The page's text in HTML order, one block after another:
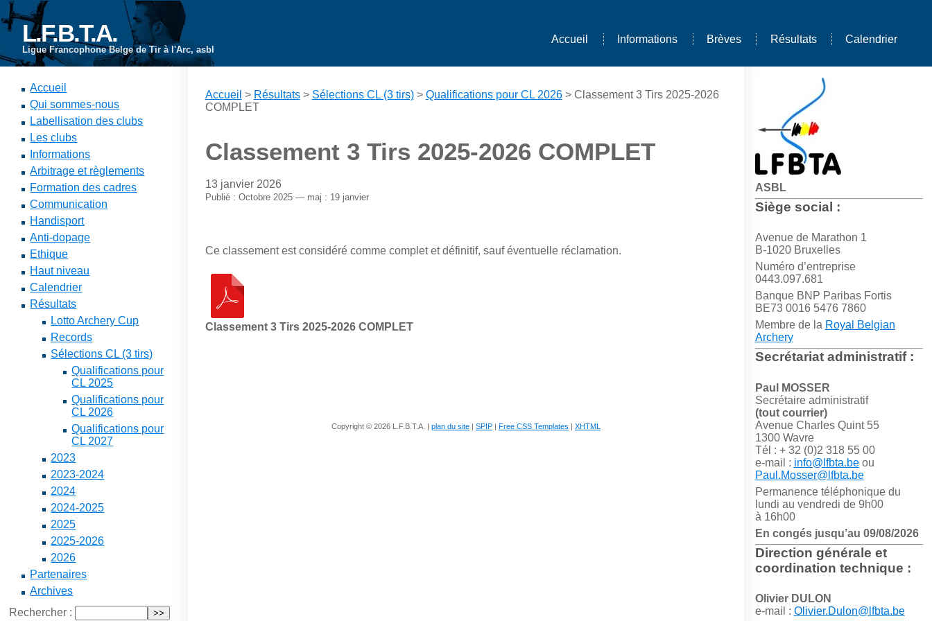
L.F.B.T.A.
Ligue Francophone Belge de Tir à l'Arc, asbl
Accueil Informations Brèves Résultats Calendrier
ASBL
Siège social :
Avenue de Marathon 1
B-1020 Bruxelles
Numéro d’entreprise
0443.097.681
Banque BNP Paribas Fortis
BE73 0016 5476 7860
Membre de la Royal Belgian
Archery
Secrétariat administratif :
Paul MOSSER
Secrétaire administratif
(tout courrier)
Avenue Charles Quint 55
1300 Wavre
Tél : + 32 (0)2 318 55 00
e-mail : info@lfbta.beou
Paul.Mosser@lfbta.be
Permanence téléphonique du
lundi au vendredi de 9h00
à 16h00
En congés jusqu’au 09/08/2026
Direction générale et
coordination technique :
Olivier DULON
e-mail : Olivier.Dulon@lfbta.be
Accueil
Qui sommes-nous
Labellisation des clubs
Les clubs
Informations
Arbitrage et règlements
Formation des cadres
Communication
Handisport
Anti-dopage
Ethique
Haut niveau
Calendrier
Résultats
Lotto Archery Cup
Records
Sélections CL (3 tirs)
Qualifications pour
CL 2025
Qualifications pour
CL 2026
Qualifications pour
CL 2027
2023
2023-2024
2024
2024-2025
2025
2025-2026
2026
Partenaires
Archives
Rechercher :
Accueil > Résultats> Sélections CL (3 tirs)> Qualifications pour CL 2026> Classement 3 Tirs 2025-2026
COMPLET
Classement 3 Tirs 2025-2026 COMPLET
13 janvier 2026
Publié : Octobre 2025 — maj : 19 janvier
Ce classement est considéré comme complet et définitif, sauf éventuelle réclamation.
Classement 3 Tirs 2025-2026 COMPLET
Copyright © 2026 L.F.B.T.A. | plan du site | SPIP | Free CSS Templates | XHTML